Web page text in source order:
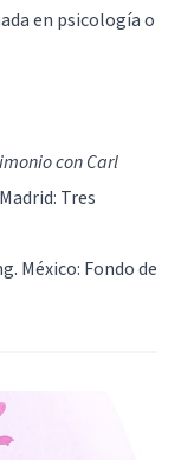
en psicología o
con Carl
Tres
México: Fondo de